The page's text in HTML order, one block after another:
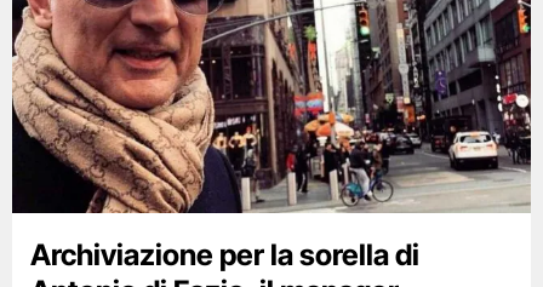
Archiviazione per la sorella di